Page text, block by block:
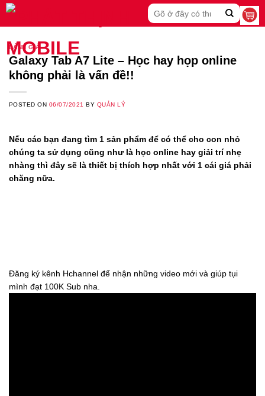
Skip
Search
for:
ĐÁNH GIÁ
Galaxy Tab A7 Lite – Học hay họp online
không phải là vấn đề!!
POSTED ON 06/07/2021 BY QUẢN LÝ
Nếu các bạn đang tìm 1 sản phẩm để có thể cho con nhỏ
chúng ta sử dụng cũng như là học online hay giải trí nhẹ
nhàng thì đây sẽ là thiết bị thích hợp nhất với 1 cái giá phải
chăng nữa.
Đăng ký kênh Hchannel để nhận những video mới và giúp tụi
mình đạt 100K Sub nha.